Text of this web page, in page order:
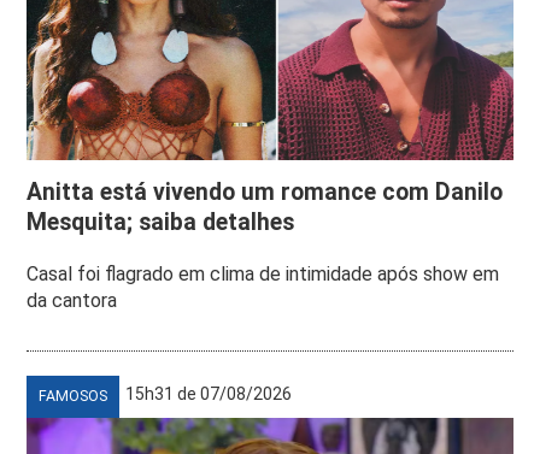
Anitta está vivendo um romance com Danilo
Mesquita; saiba detalhes
Casal foi flagrado em clima de intimidade após show em
da cantora
FAMOSOS 15h31 de 07/08/2026